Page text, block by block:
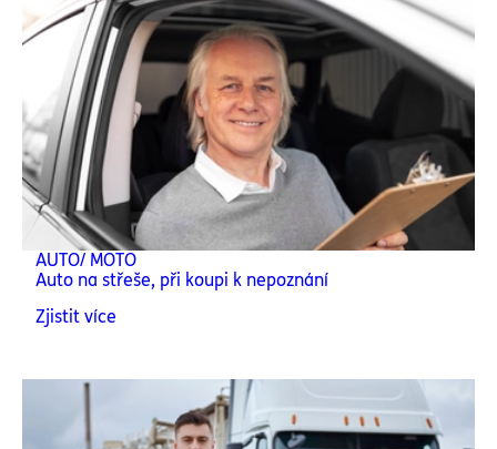
AUTO/ MOTO
Auto na střeše, při koupi k nepoznání
Zjistit více